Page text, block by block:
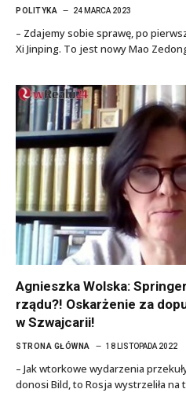
POLITYKA 24 MARCA 2023
– Zdajemy sobie sprawę, po
Xi Jinping. To jest nowy Mao
Agnieszka Wolska:
rządu?! Oskarżenie za
w Szwajcarii!
STRONA GŁÓWNA 18 LISTOPADA 2022
– Jak wtorkowe wydarzenia
donosi Bild, to Rosja wystrzeliła